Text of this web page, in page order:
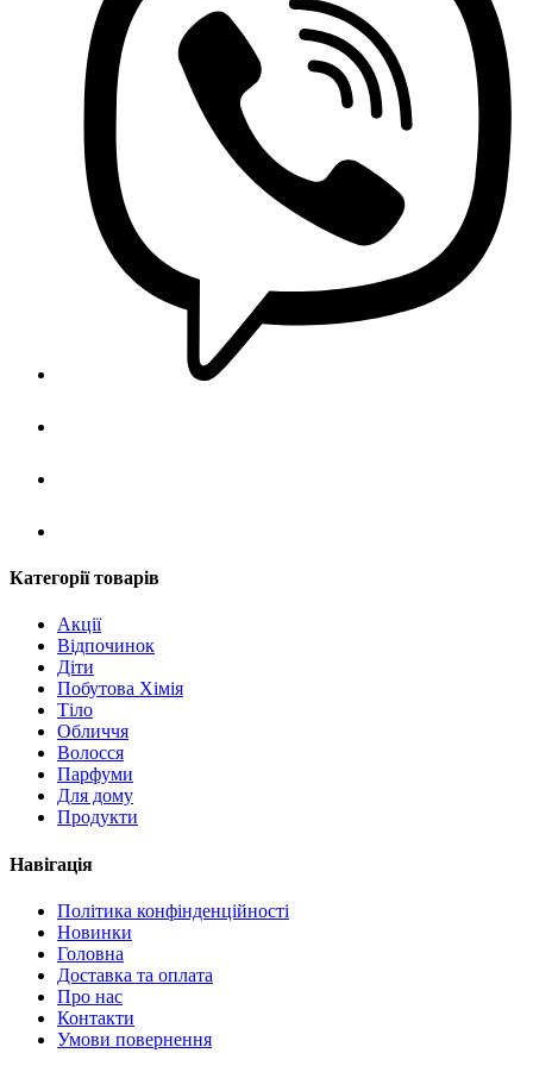
Категорії товарів
Акції
Відпочинок
Діти
Побутова Хімія
Тіло
Обличчя
Волосся
Парфуми
Для дому
Продукти
Навігація
Політика конфінденційності
Новинки
Головна
Доставка та оплата
Про нас
Контакти
Умови повернення